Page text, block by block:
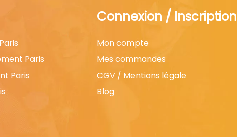
Paris
Paris
Connexion / Inscription
Mon compte
Mes commandes
CGV / Mentions légale
Blog